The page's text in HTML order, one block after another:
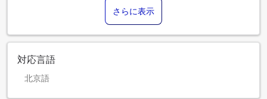
さらに表示
対応言語
北京語